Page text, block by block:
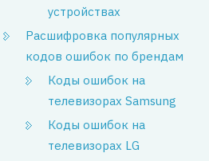
устройствах
Расшифровка популярных
кодов ошибок по брендам
Коды ошибок на
телевизорах Samsung
Коды ошибок на
телевизорах LG